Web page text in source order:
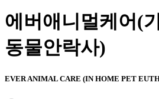
에버애니멀케어(
동물안락사)
EVER ANIMAL CARE (IN HOME PET